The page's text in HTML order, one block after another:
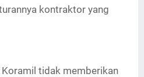
kontraktor yang
Koramil tidak memberikan